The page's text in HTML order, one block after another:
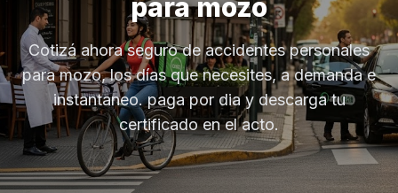
para mozo
Cotizá ahora seguro de accidentes personales
para mozo, los días que necesites, a demanda e
instantaneo. paga por dia y descarga tu
certificado en el acto.